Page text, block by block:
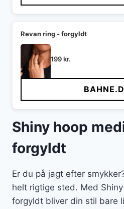
Revan ring - forgyldt
199kr.
Shiny hoop
forgyldt
Er du på jagt efter
helt rigtige sted. Med
forgyldt bliver din stil bare